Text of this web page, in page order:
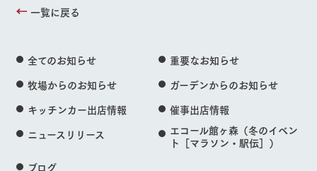
一覧に戻る
全てのお知らせ
重要なお知らせ
牧場からのお知らせ
ガーデンからのお知らせ
キッチンカー出店情報
催事出店情報
ニュースリリース
エコール館ヶ森（冬のイベン
ト［マラソン・駅伝］）
ブログ